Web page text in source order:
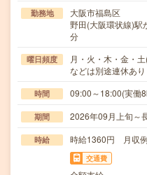
勤務地
大阪市福島区
野田(大阪環状線)駅
分
曜日頻度
月・火・木・金・
などは別途連休あり
時間 09:00～18:00(実
期間 2026年09月上旬～
時給 時給1360円 月収
交通費